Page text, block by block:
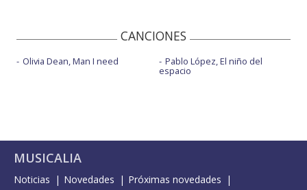
CANCIONES
Olivia Dean, Man I need Pablo López, El niño del
espacio
MUSICALIA
Noticias Novedades
Próximas novedades